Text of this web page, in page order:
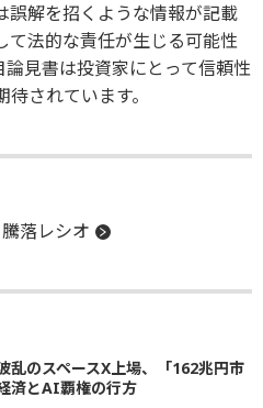
誤解を招くような情報が記載
て法的な責任が生じる可能性
見書は投資家にとって信頼性
されています。
騰落レシオ
乱のスペースX上場、「162兆円市
済とAI覇権の行方